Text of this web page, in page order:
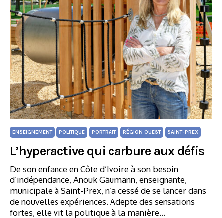
ENSEIGNEMENT POLITIQUE PORTRAIT RÉGION OUEST SAINT-PREX
L’hyperactive qui carbure aux défis
De son enfance en Côte d’Ivoire à son besoin
d’indépendance, Anouk Gäumann, enseignante,
municipale à Saint-Prex, n’a cessé de se lancer dans
de nouvelles expériences. Adepte des sensations
fortes, elle vit la politique à la manière…